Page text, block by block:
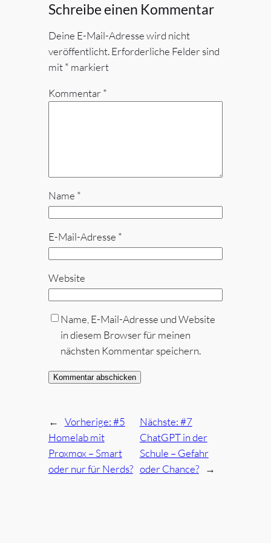
Schreibe einen Kommentar
Deine E-Mail-Adresse wird nicht
veröffentlicht. Erforderliche Felder sind
mit* markiert
Kommentar*
Name *
E-Mail-Adresse *
Website
Name, E-Mail-Adresse und Website
in diesem Browser für meinen
nächsten Kommentar speichern.
← Vorherige:#5
Homelab mit
Proxmox – Smart
oder nur für Nerds?
Nächste:#7
ChatGPT in der
Schule – Gefahr
oder Chance?
→